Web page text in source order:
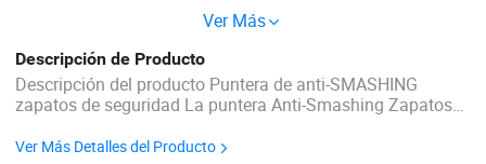
Ver Más
Descripción de Producto
Descripción del producto Puntera de anti-SMASHING
zapatos de seguridad La puntera Anti-Smashing Zapatos
seguridad diseñado para proteger los pies de los
Ver Más Detalles del Producto